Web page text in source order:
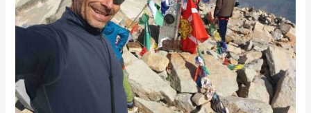
y
Yoga
5
de